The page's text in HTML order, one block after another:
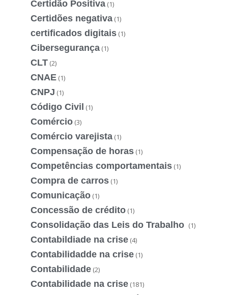
Certidão Positiva (1)
Certidões negativa (1)
certificados digitais (1)
Cibersegurança (1)
CLT (2)
CNAE (1)
CNPJ (1)
Código Civil (1)
Comércio (3)
Comércio varejista (1)
Compensação de horas (1)
Competências comportamentais (1)
Compra de carros (1)
Comunicação (1)
Concessão de crédito (1)
Consolidação das Leis do Trabalho (1)
Contabildiade na crise (4)
Contabilidadde na crise (1)
Contabilidade (2)
Contabilidade na crise (181)